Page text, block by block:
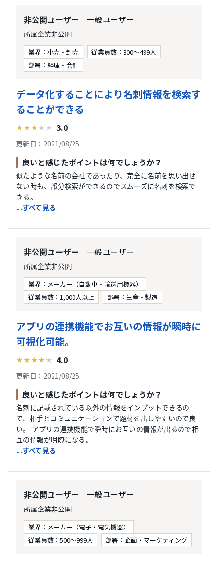
非公開ユーザー ｜一般ユーザー
所属企業非公開
業界：小売・卸売
従業員数：300〜499人
部署：経理・会計
データ化することにより名刺情報を検索す
ることができる
★★★ ★ ★ 3.0
更新日：2021/08/25
良いと感じたポイントは何でしょうか？
似たような名前の会社であったり、完全に名前を思い出せ
ない時も、部分検索ができるのでスムーズに名刺を検索で
きる。
...すべて見る
非公開ユーザー ｜一般ユーザー
所属企業非公開
業界：メーカー（自動車・輸送用機器）
従業員数：1,000人以上
部署：生産・製造
アプリの連携機能でお互いの情報が瞬時に
可視化可能。
★★★★ ★ 4.0
更新日：2021/08/25
良いと感じたポイントは何でしょうか？
名刺に記載されている以外の情報をインプットできるの
で、相手とコミュニケーションで題材を出しやすいので良
い。 アプリの連携機能で瞬時にお互いの情報が出るので相
互の情報が明瞭になる。
...すべて見る
非公開ユーザー ｜一般ユーザー
所属企業非公開
業界：メーカー（電子・電気機器）
従業員数：500〜999人
部署：企画・マーケティング